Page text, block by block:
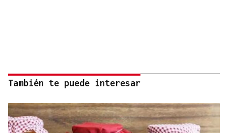
También te puede interesar